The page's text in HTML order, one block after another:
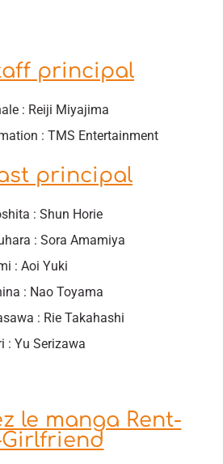
principal
: Reiji Miyajima
: TMS Entertainment
principal
: Shun Horie
: Sora Amamiya
: Aoi Yuki
: Nao Toyama
: Rie Takahashi
: Yu Serizawa
le manga Rent-